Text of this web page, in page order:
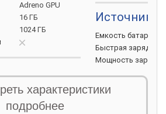
Adreno GPU
16 ГБ
1024 ГБ
Источник
Емкость батареи
Быстрая зарядка
Мощность зарядки
Общее
характеристики
подробнее